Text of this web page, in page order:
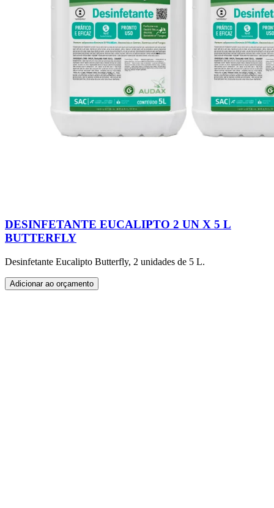
DESINFETANTE EUCALIPTO 2 UN X 5 L
BUTTERFLY
Desinfetante Eucalipto Butterfly, 2 unidades de 5 L.
Adicionar ao orçamento